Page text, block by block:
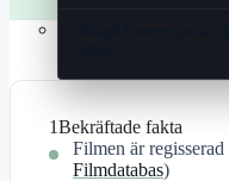
1Bekräftade fakta
Filmen är
Filmdatabas)